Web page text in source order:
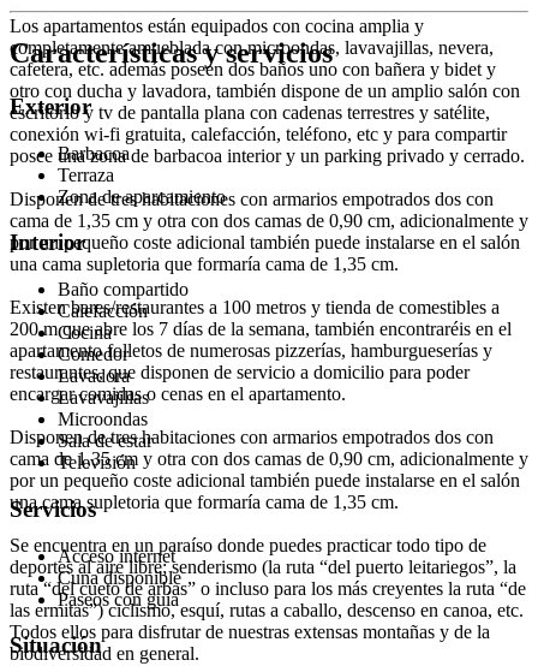
Los apartamentos están equipados con cocina amplia y
completamente amueblada con microondas, lavavajillas, nevera,
cafetera, etc. además poseen dos baños uno con bañera y bidet y
otro con ducha y lavadora, también dispone de un amplio salón con
escritorio y tv de pantalla plana con cadenas terrestres y satélite,
conexión wi-fi gratuita, calefacción, teléfono, etc y para compartir
posee una zona de barbacoa interior y un parking privado y cerrado.
Disponen de tres habitaciones con armarios empotrados dos con
cama de 1,35 cm y otra con dos camas de 0,90 cm, adicionalmente y
por un pequeño coste adicional también puede instalarse en el salón
una cama supletoria que formaría cama de 1,35 cm.
Existen bares/restaurantes a 100 metros y tienda de comestibles a
200 m que abre los 7 días de la semana, también encontraréis en el
apartamento folletos de numerosas pizzerías, hamburgueserías y
restaurantes, que disponen de servicio a domicilio para poder
encargar comidas o cenas en el apartamento.
Disponen de tres habitaciones con armarios empotrados dos con
cama de 1,35 cm y otra con dos camas de 0,90 cm, adicionalmente y
por un pequeño coste adicional también puede instalarse en el salón
una cama supletoria que formaría cama de 1,35 cm.
Se encuentra en un paraíso donde puedes practicar todo tipo de
deportes al aire libre; senderismo (la ruta “del puerto leitariegos”, la
ruta “del cueto de arbas” o incluso para los más creyentes la ruta “de
las ermitas”) ciclismo, esquí, rutas a caballo, descenso en canoa, etc.
Todos ellos para disfrutar de nuestras extensas montañas y de la
biodiversidad en general.
Características y servicios
Exterior
Barbacoa
Terraza
Zona de aparcamiento
Interior
Baño compartido
Calefacción
Cocina
Comedor
Lavadora
Lavavajillas
Microondas
Sala de estar
Televisión
Servicios
Acceso internet
Cuna disponible
Paseos con guía
Situación